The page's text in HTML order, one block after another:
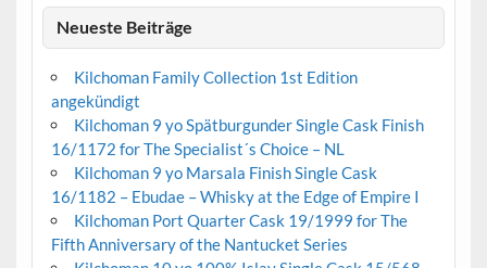
Neueste Beiträge
Kilchoman Family Collection 1st Edition
angekündigt
Kilchoman 9 yo Spätburgunder Single Cask Finish
16/1172 for The Specialist´s Choice – NL
Kilchoman 9 yo Marsala Finish Single Cask
16/1182 – Ebudae – Whisky at the Edge of Empire I
Kilchoman Port Quarter Cask 19/1999 for The
Fifth Anniversary of the Nantucket Series